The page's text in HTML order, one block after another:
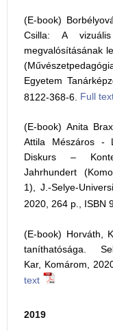
(E-book)
Csilla: A
megvalósításának
Egyetem
8122-368-6. Full
(E-book) Anita
Attila Mészáros -
Diskurs –
Jahrhundert
1), J.-Selye-
2020, 264 p., ISBN
(E-book) Horváth,
taníthatósága.
Kar, Komárom,
text
2019